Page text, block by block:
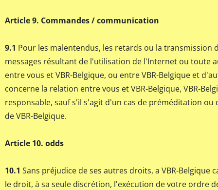
Article 9. Commandes / communication
9.1 Pour les malentendus, les retards ou la transmission
messages résultant de l'utilisation de l'Internet ou toute
entre vous et VBR-Belgique, ou entre VBR-Belgique et
concerne la relation entre vous et VBR-Belgique, VBR-
responsable, sauf s'il s'agit d'un cas de préméditation ou
de VBR-Belgique.
Article 10. odds
10.1 Sans préjudice de ses autres droits, a VBR-Belgique
le droit, à sa seule discrétion, l'exécution de votre ordre